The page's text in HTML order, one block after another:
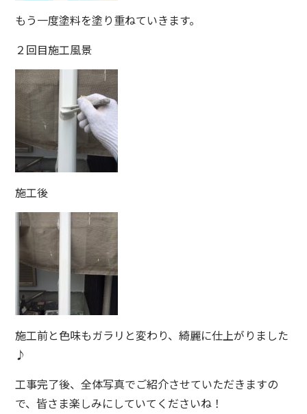
もう一度塗料を塗り重ねていきます。
２回目施工風景
施工後
施工前と色味もガラリと変わり、綺麗に仕上がりました
♪
工事完了後、全体写真でご紹介させていただきますの
で、皆さま楽しみにしていてくださいね！